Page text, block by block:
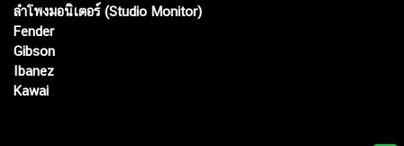
ลำโพงมอนิเตอร์ (Studio Monitor)
Fender
Gibson
Ibanez
Kawai